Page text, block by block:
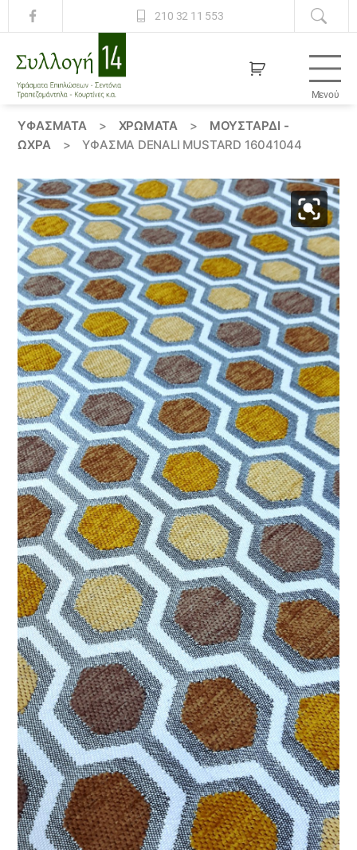
210 32 11 553
14
Μενού
ΥΦΆΣΜΑΤΑ > ΧΡΏΜΑΤΑ >
ΜΟΥΣΤΑΡΔΙ -
ΩΧΡΑ
> ΎΦΑΣΜΑ DENALI MUSTARD 16041044